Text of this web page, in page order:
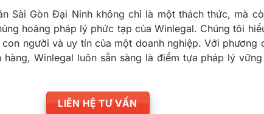
Sài Gòn Đại Ninh không chỉ là một thách thức, mà
hoảng pháp lý phức tạp của Winlegal. Chúng tôi
người và uy tín của một doanh nghiệp. Với phương
Winlegal luôn sẵn sàng là điểm tựa pháp lý
LIÊN HỆ TƯ VẤN